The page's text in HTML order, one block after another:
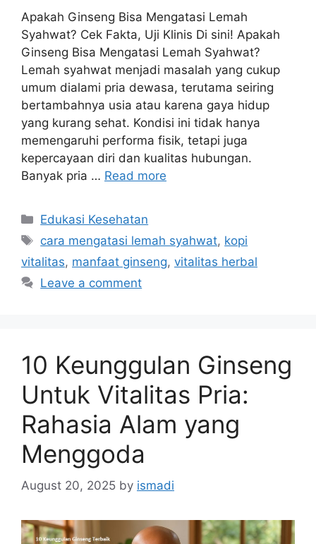
Apakah Ginseng Bisa Mengatasi Lemah
Syahwat? Cek Fakta, Uji Klinis Di sini! Apakah
Ginseng Bisa Mengatasi Lemah Syahwat?
Lemah syahwat menjadi masalah yang cukup
umum dialami pria dewasa, terutama seiring
bertambahnya usia atau karena gaya hidup
yang kurang sehat. Kondisi ini tidak hanya
memengaruhi performa fisik, tetapi juga
kepercayaan diri dan kualitas hubungan.
Banyak pria … Read more
Categories
Edukasi Kesehatan
Tags
cara mengatasi lemah syahwat, kopi
vitalitas, manfaat ginseng, vitalitas herbal
Leave a comment
10 Keunggulan Ginseng
Untuk Vitalitas Pria:
Rahasia Alam yang
Menggoda
August 20, 2025 by ismadi